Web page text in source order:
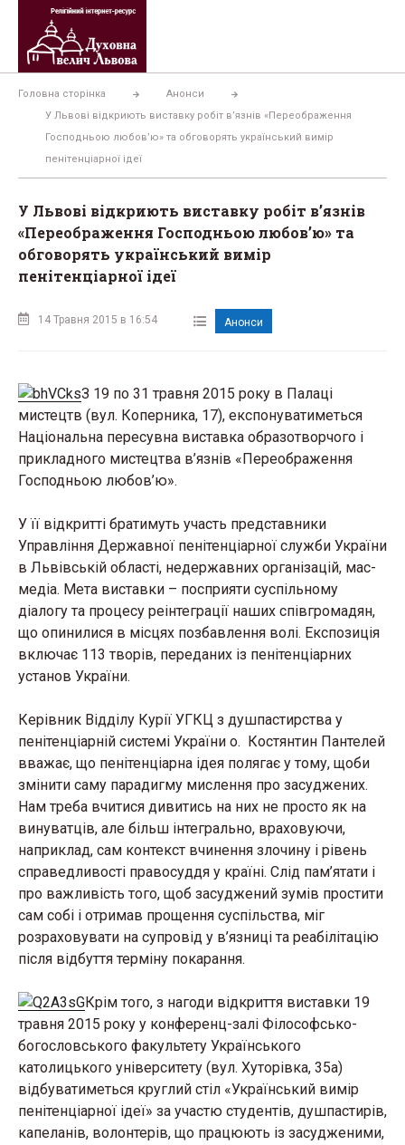
Перейти
вмісту
Головна сторінка
Анонси
У Львові відкриють виставку робіт в’язнів «Переображення
Господньою любов’ю» та обговорять український вимір
пенітенціарної ідеї
У Львові відкриють виставку робіт в’язнів
«Переображення Господньою любов’ю» та
обговорять український вимір
пенітенціарної ідеї
14 Травня 2015 в 16:54 Анонси
З 19 по 31 травня 2015 року в Палаці
мистецтв (вул. Коперника, 17), експонуватиметься
Національна пересувна виставка образотворчого і
прикладного мистецтва в’язнів «Переображення
Господньою любов’ю».
У її відкритті братимуть участь представники
Управління Державної пенітенціарної служби України
в Львівській області, недержавних організацій, мас-
медіа. Мета виставки – посприяти суспільному
діалогу та процесу реінтеграції наших співгромадян,
що опинилися в місцях позбавлення волі. Експозиція
включає 113 творів, переданих із пенітенціарних
установ України.
Керівник Відділу Курії УГКЦ з душпастирства у
пенітенціарній системі України о. Костянтин Пантелей
вважає, що пенітенціарна ідея полягає у тому, щоби
змінити саму парадигму мислення про засуджених.
Нам треба вчитися дивитись на них не просто як на
винуватців, але більш інтегрально, враховуючи,
наприклад, сам контекст вчинення злочину і рівень
справедливості правосуддя у країні. Слід пам’ятати і
про важливість того, щоб засуджений зумів простити
сам собі і отримав прощення суспільства, міг
розраховувати на супровід у в’язниці та реабілітацію
після відбуття терміну покарання.
Крім того, з нагоди відкриття виставки 19
травня 2015 року у конференц-залі Філософсько-
богословського факультету Українського
католицького університету (вул. Хуторівка, 35а)
відбуватиметься круглий стіл «Український вимір
пенітенціарної ідеї» за участю студентів, душпастирів,
капеланів, волонтерів, що працюють із засудженими,